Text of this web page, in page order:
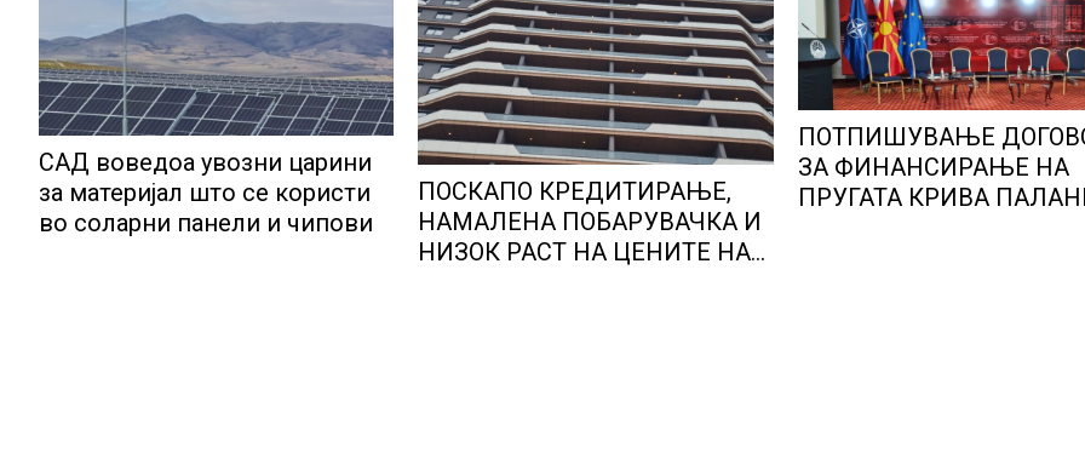
САД воведоа увозни царини
за материјал што се користи
во соларни панели и чипови
ПОСКАПО КРЕДИТИРАЊЕ,
НАМАЛЕНА ПОБАРУВАЧКА И
НИЗОК РАСТ НА ЦЕНИТЕ НА
ПОТПИШУВАЊЕ
ЗА ФИНАНСИРАЊЕ НА
ПРУГАТА КРИВА